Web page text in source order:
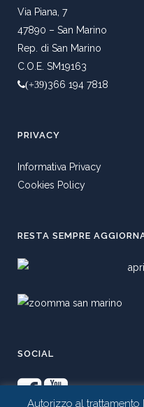
Via Piana, 7
47890 – San Marino
Rep. di San Marino
C.O.E. SM19163
(+39)366 194 7818
PRIVACY
Informativa Privacy
Cookies Policy
RESTA SEMPRE
SOCIAL
Autorizzo al trattamento